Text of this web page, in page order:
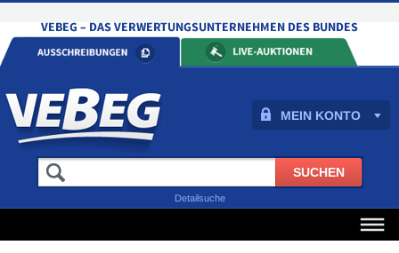
MEIN KONTO
Detailsuche